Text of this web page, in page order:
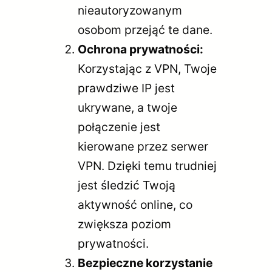
nieautoryzowanym
osobom przejąć te dane.
Ochrona prywatności:
Korzystając z VPN, Twoje
prawdziwe IP jest
ukrywane, a twoje
połączenie jest
kierowane przez serwer
VPN. Dzięki temu trudniej
jest śledzić Twoją
aktywność online, co
zwiększa poziom
prywatności.
Bezpieczne korzystanie